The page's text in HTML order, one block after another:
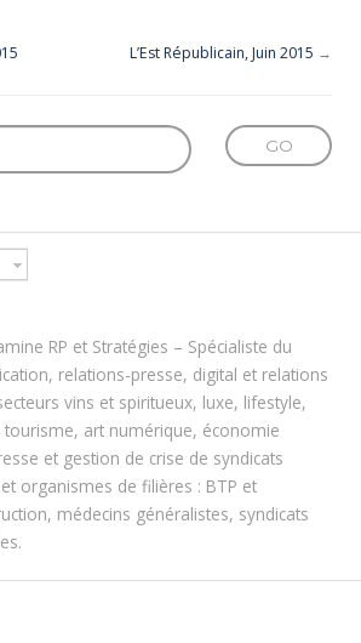
L’Est Républicain, Juin 2015 →
RP et Stratégies – Spécialiste du
relations-presse, digital et relations
vins et spiritueux, luxe, lifestyle,
art numérique, économie
et gestion de crise de syndicats
organismes de filières : BTP et
médecins généralistes, syndicats